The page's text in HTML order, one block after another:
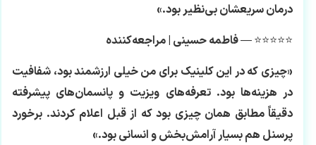
درمان سریعشان بی‌نظیر بود.»
⭐⭐⭐⭐⭐ —فاطمه حسینی | مراجعه‌کننده
«چیزی که در این کلینیک برای من خیلی ارزشمند بود، شفافیت
در هزینه‌ها بود. تعرفه‌های ویزیت و پانسمان‌های پیشرفته
دقیقاً مطابق همان چیزی بود که از قبل اعلام کردند. برخورد
پرسنل هم بسیار آرامش‌بخش و انسانی بود.»